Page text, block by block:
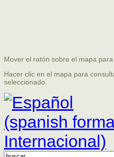
Mover el ratón sobre el mapa
Hacer clic en el mapa para
seleccionado.